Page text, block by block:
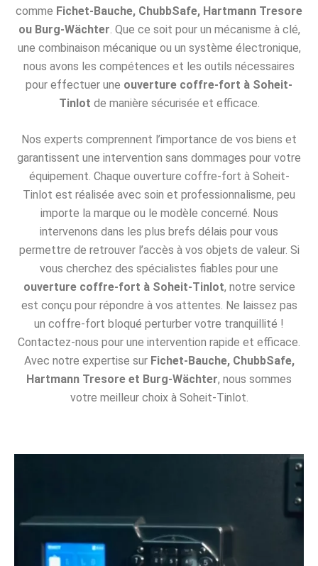
comme Fichet-Bauche, ChubbSafe, Hartmann Tresore
ou Burg-Wächter . Que ce soit pour un mécanisme à clé,
une combinaison mécanique ou un système électronique,
nous avons les compétences et les outils nécessaires
pour effectuer une ouverture coffre-fort à Soheit-
Tinlot de manière sécurisée et efficace.
Nos experts comprennent l’importance de vos biens et
garantissent une intervention sans dommages pour votre
équipement. Chaque ouverture coffre-fort à Soheit-
Tinlot est réalisée avec soin et professionnalisme, peu
importe la marque ou le modèle concerné. Nous
intervenons dans les plus brefs délais pour vous
permettre de retrouver l’accès à vos objets de valeur. Si
vous cherchez des spécialistes fiables pour une
ouverture coffre-fort à Soheit-Tinlot, notre service
est conçu pour répondre à vos attentes. Ne laissez pas
un coffre-fort bloqué perturber votre tranquillité !
Contactez-nous pour une intervention rapide et efficace.
Avec notre expertise sur Fichet-Bauche, ChubbSafe,
Hartmann Tresore et Burg-Wächter, nous sommes
votre meilleur choix à Soheit-Tinlot.